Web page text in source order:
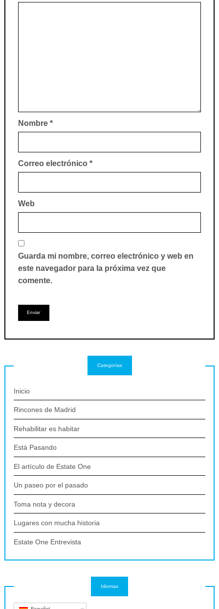
Nombre *
Correo electrónico *
Web
Guarda mi nombre, correo electrónico y web en
este navegador para la próxima vez que
comente.
Categorías
Inicio
Rincones de Madrid
Rehabilitar es habitar
Está Pasando
El artículo de Estate One
Un paseo por el pasado
Toma nota y decora
Lugares con mucha historia
Estate One Entrevista
Idiomas